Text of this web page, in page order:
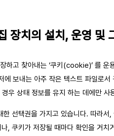
장치의 설치, 운영 및
하고 찾아내는 ‘쿠키(cookie)’ 를 운
에 보내는 아주 작은 텍스트 파일로
우 상태 정보를 유지 하는 데에만 사
한 선택권을 가지고 있습니다. 따라서
, 쿠키가 저장될 때마다 확인을 거치